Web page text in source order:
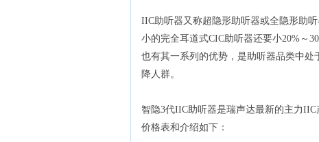
IIC助听器又称超隐形助听器或全隐形助听
小的完全耳道式CIC助听器还要小20%～
也有其一系列的优势，是助听器品类中处
降人群。
智隐3代IIC助听器是瑞声达最新的主力
价格表和介绍如下：